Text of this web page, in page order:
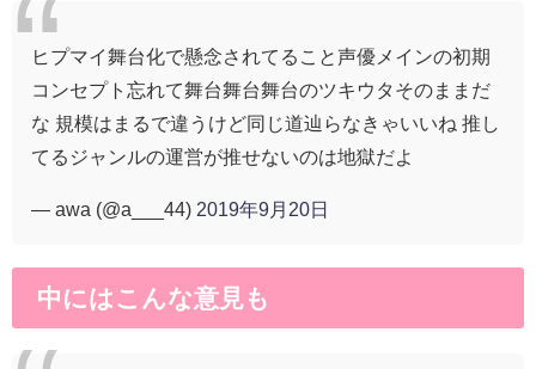
ヒプマイ舞台化で懸念されてること声優メインの初期
コンセプト忘れて舞台舞台舞台のツキウタそのままだ
な 規模はまるで違うけど同じ道辿らなきゃいいね 推し
てるジャンルの運営が推せないのは地獄だよ
— awa (@a___44) 2019年9月20日
中にはこんな意見も